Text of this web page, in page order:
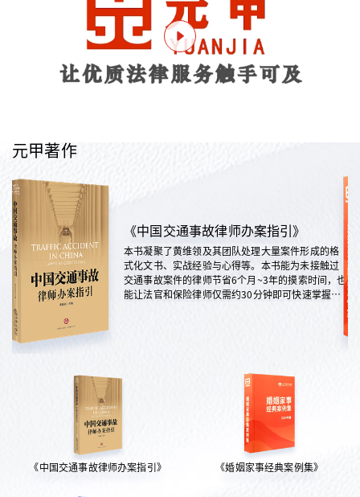
元甲著作
《中国交通事故律师办案指引》
本书凝聚了黄维领及其团队处理大量案件形成的格
式化文书、实战经验与心得等。本书能为未接触过
交通事故案件的律师节省6个月~3年的摸索时间，也
能让法官和保险律师仅需约30分钟即可快速掌握案
《中国交通事故律师办案指引》 《婚姻家事经典案例集》